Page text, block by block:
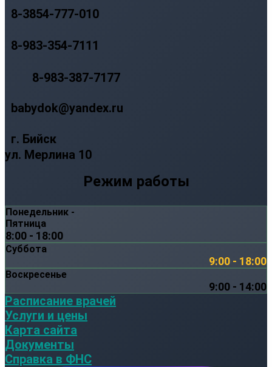
8-3854-777-010
8-983-354-7111
8-983-387-7177
babydok@yandex.ru
г. Бийск
ул. Мерлина 10
Режим работы
Понедельник -
Пятница
8:00 - 18:00
Суббота
9:00 - 18:00
Воскресенье
9:00 - 14:00
Расписание врачей
Услуги и цены
Карта сайта
Документы
Справка в ФНС